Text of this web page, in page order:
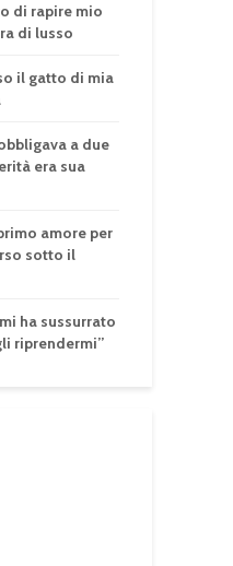
di rapire mio
di lusso
il gatto di mia
a due
era sua
amore per
sotto il
ha sussurrato
riprendermi”